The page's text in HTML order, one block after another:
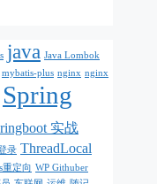
java Java Lombok
mybatis-plus nginx nginx
Spring
实战
录 ThreadLocal
重定向 WP Githuber